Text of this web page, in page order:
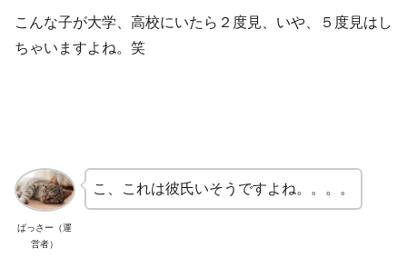
こんな子が大学、高校にいたら２度見、いや、５度見はし
ちゃいますよね。笑
ばっさー（運
営者）
こ、これは彼氏いそうですよね。。。。